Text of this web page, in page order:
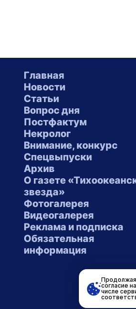
Главная
Новости
Статьи
Вопрос дня
Постфактум
Некролог
Внимание, конкурс
Спецвыпуски
Архив
О газете
звезда»
Фотогалерея
Видеогалерея
Реклама и подписка
Обязательная
информация
Продолжая
согласие
числе